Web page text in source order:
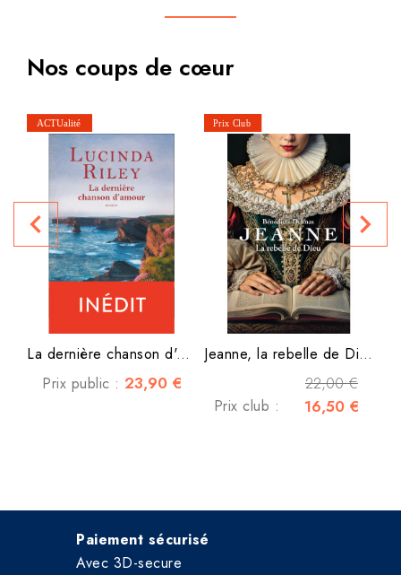
Nos coups de cœur
La dernière chanson d'amour
Prix public : 23,90 €
Jeanne, la rebelle de Dieu
22,00 €
Prix club : 16,50 €
navigate_before navigate_next
Paiement sécurisé
Avec 3D-secure